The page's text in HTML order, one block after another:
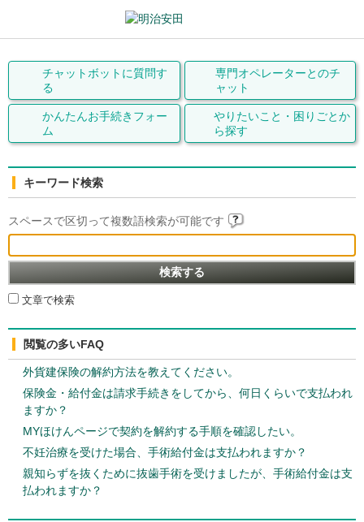
チャットボットに質問す
る
専門オペレーターとのチ
ャット
かんたんお手続きフォー
ム
やりたいこと・ 困りごとか
ら探す
キーワード検索
スペースで区切って複数語検索が可能です
文章で検索
閲覧の多いFAQ
外貨建保険の解約方法を教えてください。
保険金・給付金は請求手続きをしてから、何日くらいで支払われ
ますか？
MYほけんページで契約を解約する手順を確認したい。
不妊治療を受けた場合、手術給付金は支払われますか？
親知らずを抜くために抜歯手術を受けましたが、手術給付金は支
払われますか？